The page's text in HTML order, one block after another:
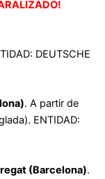
DEUTSCHE
. A partir de
ENTIDAD:
(Barcelona).